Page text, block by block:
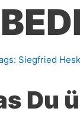
Siegfried
Du